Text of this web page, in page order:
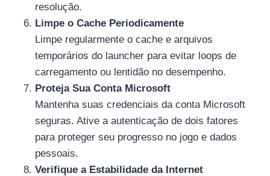
resolução.
Limpe o Cache Periodicamente
Limpe regularmente o cache e arquivos
temporários do launcher para evitar loops de
carregamento ou lentidão no desempenho.
Proteja Sua Conta Microsoft
Mantenha suas credenciais da conta Microsoft
seguras. Ative a autenticação de dois fatores
para proteger seu progresso no jogo e dados
pessoais.
Verifique a Estabilidade da Internet